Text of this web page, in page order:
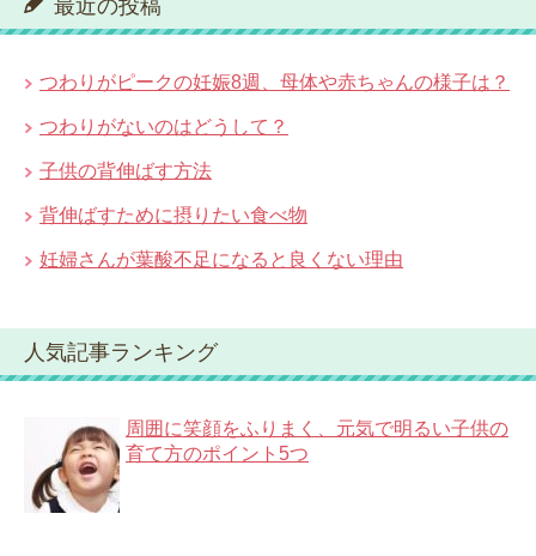
最近の投稿
つわりがピークの妊娠8週、母体や赤ちゃんの様子は？
つわりがないのはどうして？
子供の背伸ばす方法
背伸ばすために摂りたい食べ物
妊婦さんが葉酸不足になると良くない理由
人気記事ランキング
周囲に笑顔をふりまく、元気で明るい子供の
育て方のポイント5つ